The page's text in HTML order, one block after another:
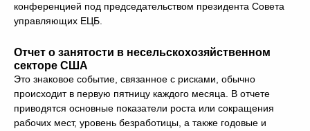
конференцией под председательством президента Совета
управляющих ЕЦБ.
Отчет о занятости в несельскохозяйственном
секторе США
Это знаковое событие, связанное с рисками, обычно
происходит в первую пятницу каждого месяца. В отчете
приводятся основные показатели роста или сокращения
рабочих мест, уровень безработицы, а также годовые и